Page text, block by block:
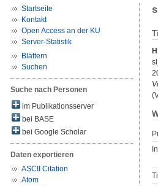
Startseite
Kontakt
Open Access an der KU
Server-Statistik
Blättern
Suchen
Suche nach Personen
im Publikationsserver
bei BASE
bei Google Scholar
Daten exportieren
ASCII Citation
Atom